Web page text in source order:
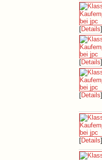
[Details]
[Details]
[Details]
[Details]